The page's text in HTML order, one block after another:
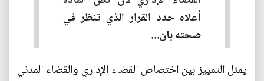
أعلاه حدد القرار الذي تنظر في
صحته بان...
يمثل التمييز بين اختصاص القضاء الإداري والقضاء المدني